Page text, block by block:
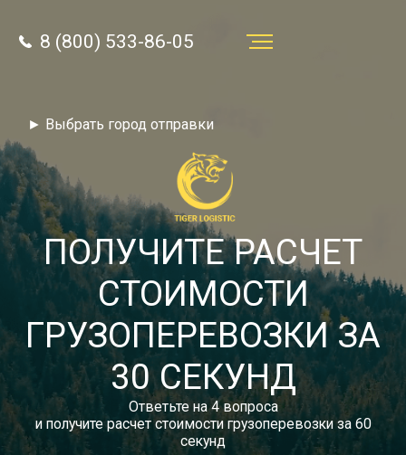
8 (800) 533-86-05
Звонок по России бесплатный
autotransport24@yandex.ru
Тарифы
Отзывы
Статьи
Новости
Документы
► Выбрать город отправки
8 (800) 533-86-05
ПОЛУЧИТЕ РАСЧЕТ
СТОИМОСТИ
ГРУЗОПЕРЕВОЗКИ ЗА
30 СЕКУНД
Ответьте на 4 вопроса
и получите расчет стоимости грузоперевозки за 60
секунд